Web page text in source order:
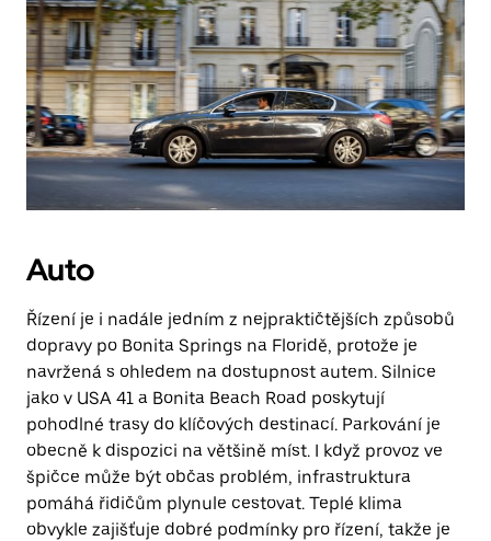
Auto
Řízení je i nadále jedním z nejpraktičtějších způsobů
dopravy po Bonita Springs na Floridě, protože je
navržená s ohledem na dostupnost autem. Silnice
jako v USA 41 a Bonita Beach Road poskytují
pohodlné trasy do klíčových destinací. Parkování je
obecně k dispozici na většině míst. I když provoz ve
špičce může být občas problém, infrastruktura
pomáhá řidičům plynule cestovat. Teplé klima
obvykle zajišťuje dobré podmínky pro řízení, takže je